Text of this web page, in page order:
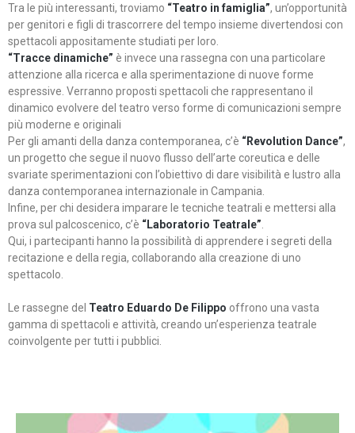
Tra le più interessanti, troviamo “Teatro in famiglia”, un’opportunità
per genitori e figli di trascorrere del tempo insieme divertendosi con
spettacoli appositamente studiati per loro.
“Tracce dinamiche” è invece una rassegna con una particolare
attenzione alla ricerca e alla sperimentazione di nuove forme
espressive. Verranno proposti spettacoli che rappresentano il
dinamico evolvere del teatro verso forme di comunicazioni sempre
più moderne e originali
Per gli amanti della danza contemporanea, c’è “Revolution Dance”,
un progetto che segue il nuovo flusso dell’arte coreutica e delle
svariate sperimentazioni con l’obiettivo di dare visibilità e lustro alla
danza contemporanea internazionale in Campania.
Infine, per chi desidera imparare le tecniche teatrali e mettersi alla
prova sul palcoscenico, c’è “Laboratorio Teatrale”
Qui, i partecipanti hanno la possibilità di apprendere i segreti della
recitazione e della regia, collaborando alla creazione di uno
spettacolo.
Le rassegne del Teatro Eduardo De Filippo offrono una vasta
gamma di spettacoli e attività, creando un’esperienza teatrale
coinvolgente per tutti i pubblici.